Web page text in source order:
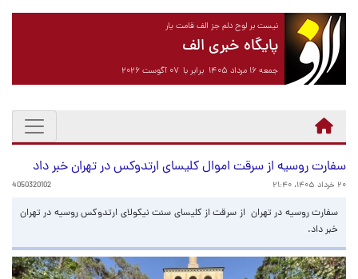
نیست بر لوح دلم جز الف قامت یار
پایگاه خبری الف
جمعه ۱۶ مرداد ۱۴۰۵ برابر با ۰۷ آگوست ۲۰۲۶
سفارت روسیه از سرقت اموال کلیسای ارتدوکس در تهران خبر داد
۲۰ خرداد ۱۴۰۵، ۲۱:۴۰ 4050320102
سفارت روسیه در تهران از سرقت از کلیسای سنت نیکولای ارتدوکس روسیه در تهران
خبر داد.